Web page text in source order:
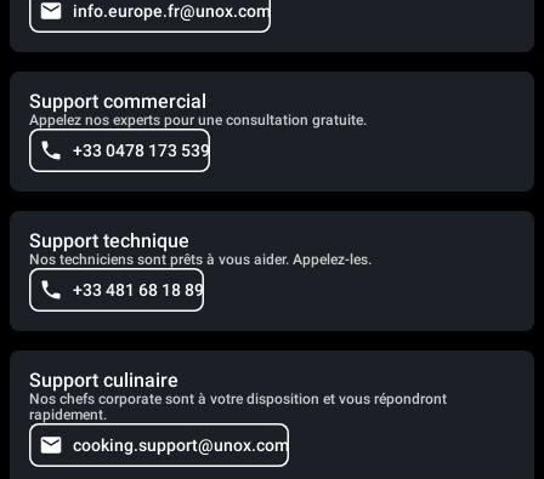
info.europe.fr@unox.com
Support commercial
Appelez nos experts pour une consultation gratuite.
+33 0478 173 539
Support technique
Nos techniciens sont prêts à vous aider. Appelez-les.
+33 481 68 18 89
Support culinaire
Nos chefs corporate sont à votre disposition et vous répondront
rapidement.
cooking.support@unox.com